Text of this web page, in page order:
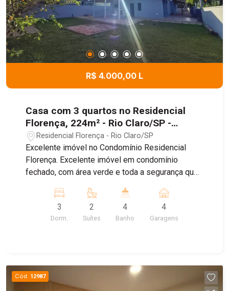
R$ 4.000,00 L
Casa com 3 quartos no Residencial
Florença, 224m² - Rio Claro/SP -
Residencial Florença
Residencial Florença - Rio Claro/SP
Excelente imóvel no Condomínio Residencial
Florença. Excelente imóvel em condomínio
fechado, com área verde e toda a segurança que
dormitórios, sendo 1 reversível, além de 2 suítes.
Área externa com churrasqueira e vagas
cobertas. Agende já a sua visita!
3
Dorm.
2
Suítes
4
Banho
4
Garagens
Cód. 12987